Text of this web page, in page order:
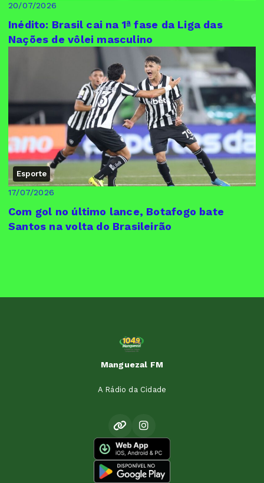
20/07/2026
Inédito: Brasil cai na 1ª fase da Liga das
Nações de vôlei masculino
Esporte
17/07/2026
Com gol no último lance, Botafogo bate
Santos na volta do Brasileirão
Manguezal FM
A Rádio da Cidade